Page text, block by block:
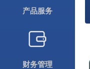
产品服务
财务管理